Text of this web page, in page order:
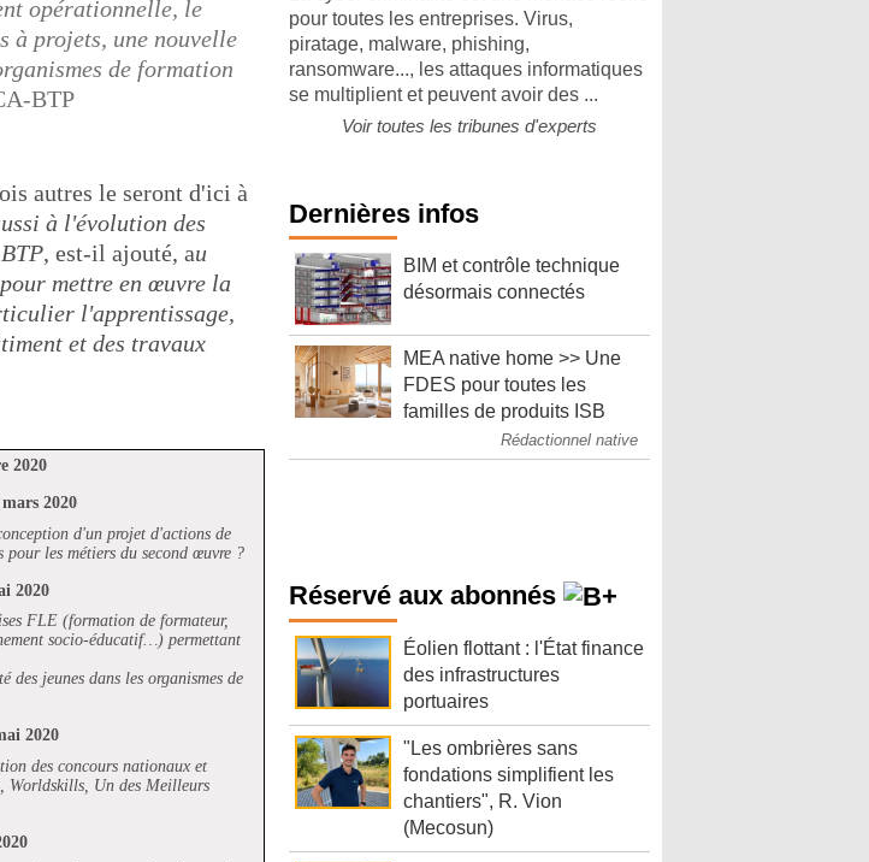
opérationnelle, le
à projets, une nouvelle
de formation
BTP
autres le seront d'ici à
à l'évolution des
, est-il ajouté, au
mettre en œuvre la
l'apprentissage,
et des travaux
2020
2020
d'un projet d'actions de
les métiers du second œuvre ?
2020
FLE (formation de formateur,
socio-éducatif…) permettant
des jeunes dans les organismes de
2020
des concours nationaux et
Worldskills, Un des Meilleurs
pour toutes les entreprises. Virus,
piratage, malware, phishing,
ransomware..., les attaques informatiques
se multiplient et peuvent avoir des ...
Voir toutes les tribunes d'experts
Dernières infos
BIM et contrôle technique
désormais connectés
MEA native home >> Une
FDES pour toutes les
familles de produits ISB
Rédactionnel native
Réservé aux abonnés
Éolien flottant : l'État finance
des infrastructures
portuaires
"Les ombrières sans
fondations simplifient les
chantiers", R. Vion
(Mecosun)